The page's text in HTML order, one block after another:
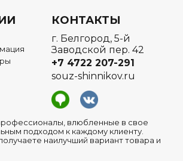
влюбленные в свое
подходом к каждому клиенту.
наилучший вариант товара и
КОНТАКТЫ
г. Белгород, 5-й
Заводской пер. 42
+7 4722 207-291
souz-shinnikov.ru